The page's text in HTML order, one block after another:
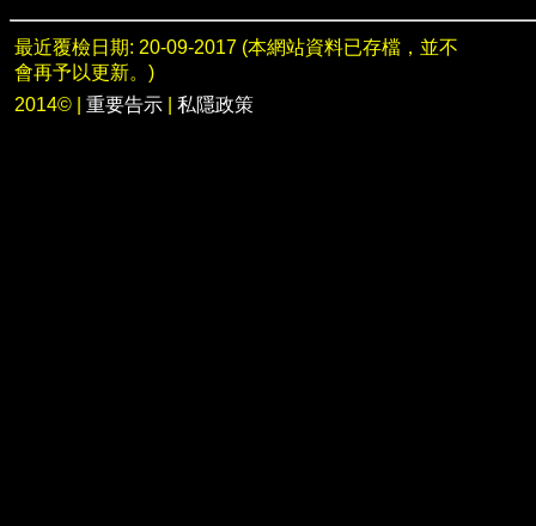
最近覆檢日期: 20-09-2017 (本網站資料已存檔，並不
會再予以更新。)
2014©
重要告示 私隱政策